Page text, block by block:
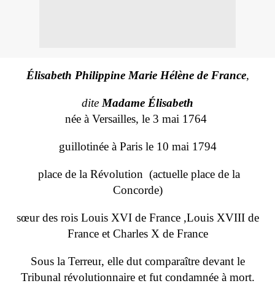
Élisabeth Philippine Marie Hélène de France,
dite Madame Élisabeth
née à Versailles, le 3 mai 1764
guillotinéeà Parisle 10 mai 1794
place de la Révolution (actuelle place de la
Concorde)
sœur des rois Louis XVI de France,Louis XVIII de
Franceet Charles X de France
Sous la Terreur, elle dut comparaître devant le
Tribunal révolutionnaireet fut condamnée à mort.